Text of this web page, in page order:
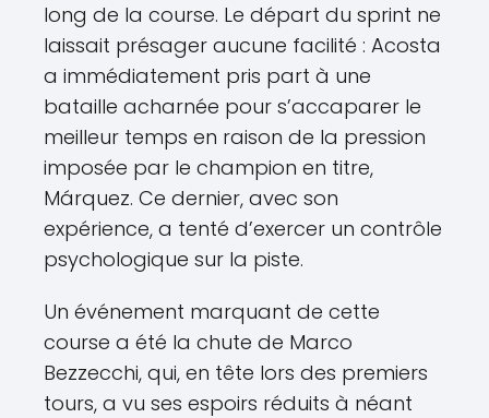
long de la course. Le départ du sprint ne
laissait présager aucune facilité : Acosta
a immédiatement pris part à une
bataille acharnée pour s’accaparer le
meilleur temps en raison de la pression
imposée par le champion en titre,
Márquez. Ce dernier, avec son
expérience, a tenté d’exercer un contrôle
psychologique sur la piste.
Un événement marquant de cette
course a été la chute de Marco
Bezzecchi, qui, en tête lors des premiers
tours, a vu ses espoirs réduits à néant